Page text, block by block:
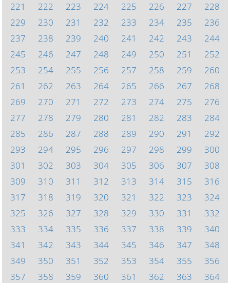
221
222 223 224 225 226 227
228
229
230 231 232 233 234 235
236
237
238 239 240 241 242 243
244
245
246 247 248 249 250 251
252
253
254 255 256 257 258 259
260
261
262 263 264 265 266 267
268
269
270 271 272 273 274 275
276
277
278 279 280 281 282 283
284
285
286 287 288 289 290 291
292
293
294 295 296 297 298 299
300
301
302 303 304 305 306 307
308
309
310 311 312 313 314 315
316
317
318 319 320 321 322 323
324
325
326 327 328 329 330 331
332
333
334 335 336 337 338 339
340
341
342 343 344 345 346 347
348
349
350 351 352 353 354 355
356
357
358 359 360 361 362 363 364